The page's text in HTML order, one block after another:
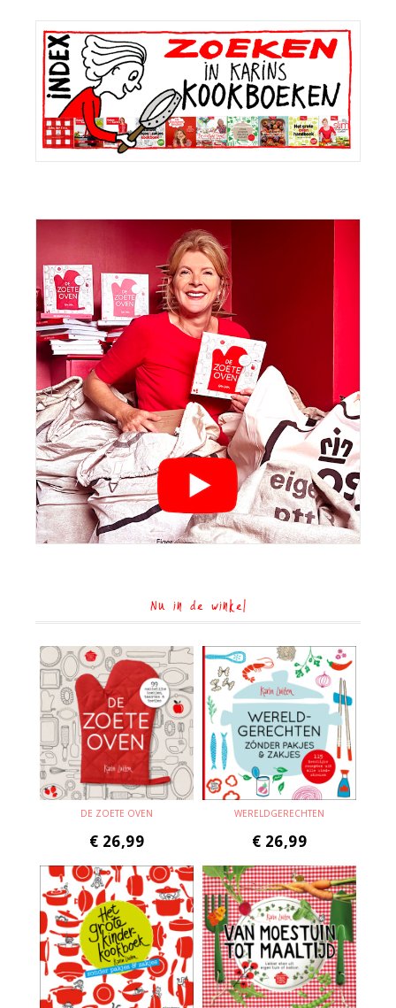
Primaire
Sidebar
Nu in de winkel
DE ZOETE OVEN
€ 26,99
WERELDGERECHTEN
€ 26,99